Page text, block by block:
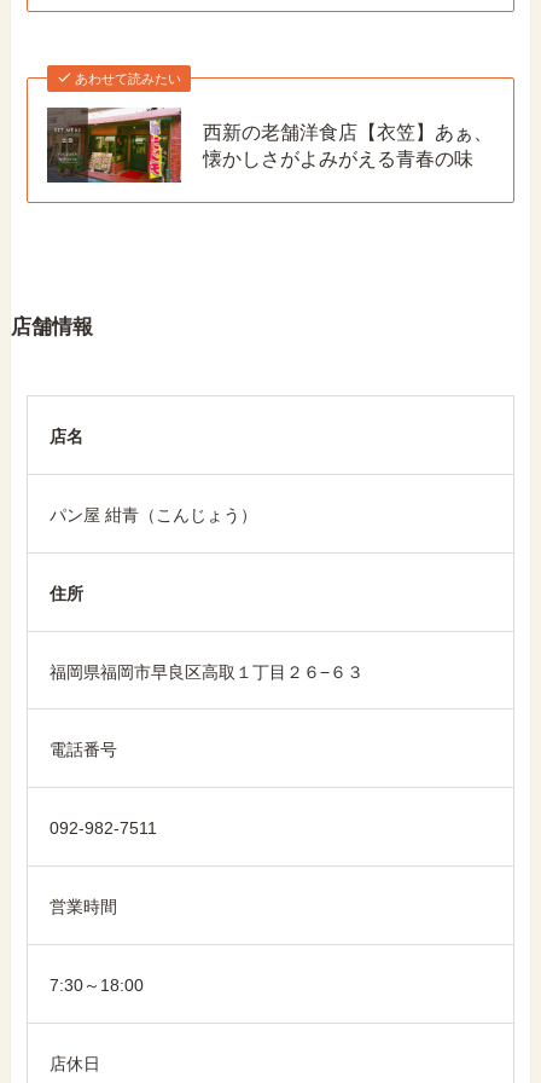
あわせて読みたい
西新の老舗洋食店【衣笠】あぁ、
懐かしさがよみがえる青春の味
店舗情報
店名
パン屋 紺青（こんじょう）
住所
福岡県福岡市早良区高取１丁目２６−６３
電話番号
092-982-7511
営業時間
7:30～18:00
店休日